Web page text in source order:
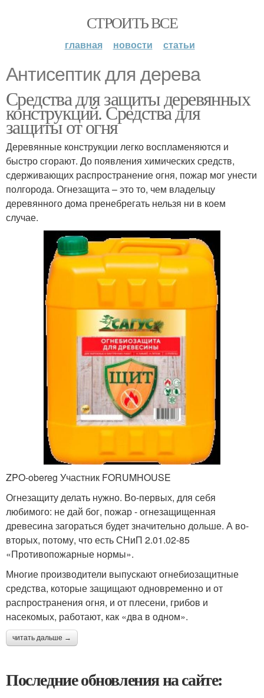
СТРОИТЬ ВСЕ
главная новости статьи
Антисептик для дерева
Средства для защиты деревянных
конструкций. Средства для
защиты от огня
Деревянные конструкции легко воспламеняются и
быстро сгорают. До появления химических средств,
сдерживающих распространение огня, пожар мог унести
полгорода. Огнезащита – это то, чем владельцу
деревянного дома пренебрегать нельзя ни в коем
случае.
ZPO-obereg Участник FORUMHOUSE
Огнезащиту делать нужно. Во-первых, для себя
любимого: не дай бог, пожар - огнезащищенная
древесина загораться будет значительно дольше. А во-
вторых, потому, что есть СНиП 2.01.02-85
«Противопожарные нормы».
Многие производители выпускают огнебиозащитные
средства, которые защищают одновременно и от
распространения огня, и от плесени, грибов и
насекомых, работают, как «два в одном».
читать дальше →
Последние обновления на сайте: